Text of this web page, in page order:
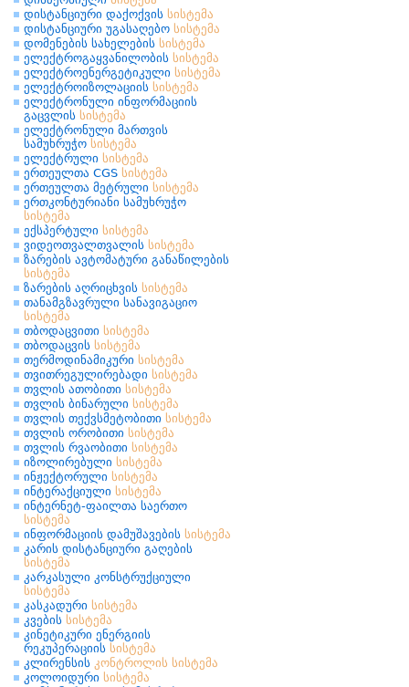
დისტანციური დაქოქვის სისტემა
დისტანციური უგასაღებო სისტემა
დომენების სახელების სისტემა
ელექტროგაყვანილობის სისტემა
ელექტროენერგეტიკული სისტემა
ელექტროიზოლაციის სისტემა
ელექტრონული ინფორმაციის
გაცვლის სისტემა
ელექტრონული მართვის
სამუხრუჭო სისტემა
ელექტრული სისტემა
ერთეულთა CGS სისტემა
ერთეულთა მეტრული სისტემა
ერთკონტურიანი სამუხრუჭო
სისტემა
ექსპერტული სისტემა
ვიდეოთვალთვალის სისტემა
ზარების ავტომატური განაწილების
სისტემა
ზარების აღრიცხვის სისტემა
თანამგზავრული სანავიგაციო
სისტემა
თბოდაცვითი სისტემა
თბოდაცვის სისტემა
თერმოდინამიკური სისტემა
თვითრეგულირებადი სისტემა
თვლის ათობითი სისტემა
თვლის ბინარული სისტემა
თვლის თექვსმეტობითი სისტემა
თვლის ორობითი სისტემა
თვლის რვაობითი სისტემა
იზოლირებული სისტემა
ინჟექტორული სისტემა
ინტერაქციული სისტემა
ინტერნეტ-ფაილთა საერთო
სისტემა
ინფორმაციის დამუშავების სისტემა
კარის დისტანციური გაღების
სისტემა
კარკასული კონსტრუქციული
სისტემა
კასკადური სისტემა
კვების სისტემა
კინეტიკური ენერგიის
რეკუპერაციის სისტემა
კლირენსის კონტროლის სისტემა
კოლოიდური სისტემა